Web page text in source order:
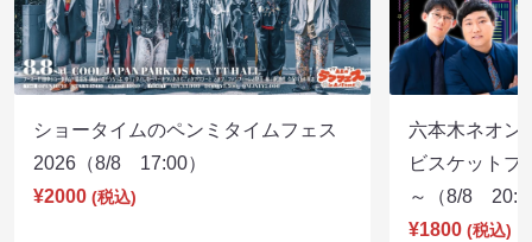
ショータイムのペンミタイムフェス
2026（8/8 17:00）
¥2000 (税込)
六本木ネオン
ビスケットブ
～（8/8
¥1800 (税込)